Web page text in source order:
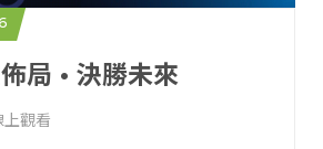
局 • 決勝未來
上觀看